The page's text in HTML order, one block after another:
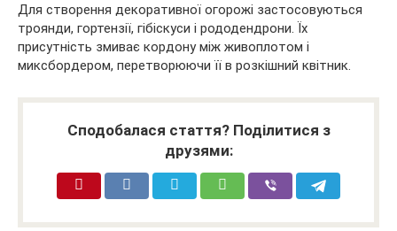
Для створення декоративної огорожі застосовуються
троянди, гортензії, гібіскуси і рододендрони. Їх
присутність змиває кордону між живоплотом і
миксбордером, перетворюючи її в розкішний квітник.
Сподобалася стаття? Поділитися з
друзями: